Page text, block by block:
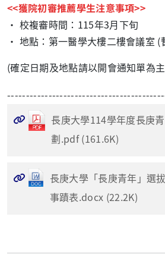
<<獲院初審推薦學生注意事項>>
• 校複審時間： 115年3月下旬
• 地點：第一醫學大樓二樓會議室 (
(確定日期及地點請以開會通知單為主
長庚大學114學年度長庚
劃.pdf (161.6K)
長庚大學「長庚青年」選
事蹟表.docx (22.2K)